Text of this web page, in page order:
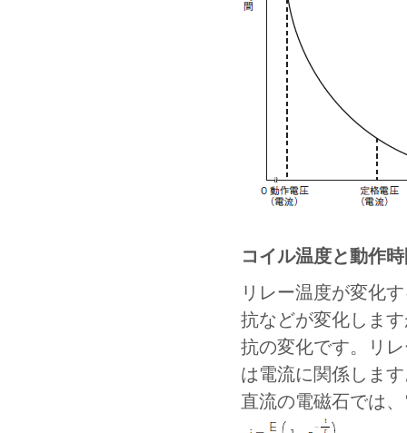
コイル温度と動作
リレー温度が変化
抗などが変化しま
抗の変化です。リ
は電流に関係しま
直流の電磁石では